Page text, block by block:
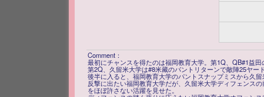
Comment：
最初にチャンスを得たのは福岡教育大学。第1Q、QB#1益
第2Q、久留米大学は#8米藏のパントリターンで敵陣25ヤー
後半に入ると、福岡教育大学のパントスナップミスから久
反撃に出たい福岡教育大学だが、久留米大学ディフェンス
をほぼ許さない活躍を見せた。